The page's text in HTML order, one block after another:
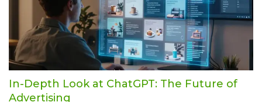
In-Depth Look at ChatGPT: The Future of
Advertising